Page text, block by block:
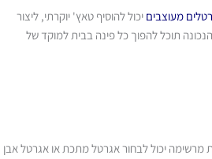
מעוצבים יכול להוסיף טאץ' יוקרתי, ליצור
תוכל להפוך כל פינה בבית למוקד של
מרשימה יכול לבחור אגרטל מתכת או אגרטל אבן